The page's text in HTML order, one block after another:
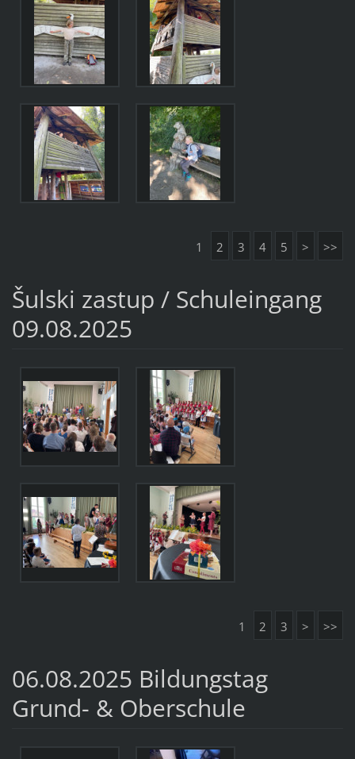
1 2 3 4 5 > >>
Šulski zastup / Schuleingang
09.08.2025
1 2 3 > >>
06.08.2025 Bildungstag
Grund- & Oberschule